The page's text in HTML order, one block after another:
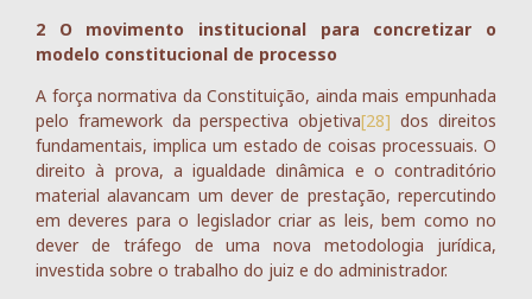
2 O movimento institucional para concretizar o
modelo constitucional de processo
A força normativa da Constituição, ainda mais empunhada
pelo framework da perspectiva objetiva[28] dos direitos
fundamentais, implica um estado de coisas processuais. O
direito à prova, a igualdade dinâmica e o contraditório
material alavancam um dever de prestação, repercutindo
em deveres para o legislador criar as leis, bem como no
dever de tráfego de uma nova metodologia jurídica,
investida sobre o trabalho do juiz e do administrador.